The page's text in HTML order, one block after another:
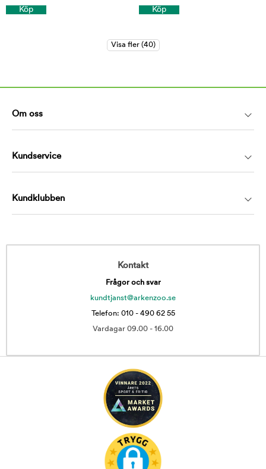
Köp Köp
Om oss
Kundservice
Kundklubben
Kontakt
Frågor och svar
kundtjanst@arkenzoo.se
Telefon: 010 - 490 62 55
Vardagar 09.00 - 16.00